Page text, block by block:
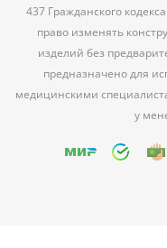
437 Гражданского
право изменять
изделий без
предназначено для
медицинскими
у